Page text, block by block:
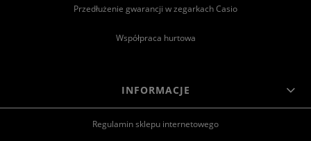
Przedłużenie gwarancji w zegarkach Casio
Współpraca hurtowa
INFORMACJE
Regulamin sklepu internetowego